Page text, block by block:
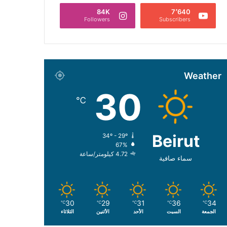
7٬640
Subscribers
84K
Followers
Weather
Beirut
سماء صافية
30
℃
34º - 29º
67%
4.72 كيلومتر/ساعة
34
℃
الجمعة
36
℃
السبت
31
℃
الأحد
29
℃
الأثنين
30
℃
الثلاثاء